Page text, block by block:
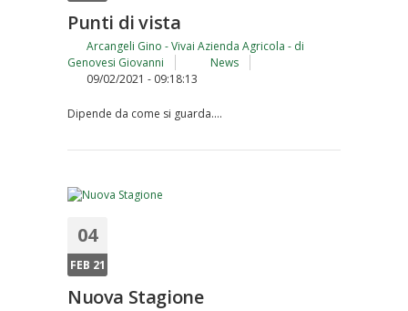
Punti di vista
Arcangeli Gino - Vivai Azienda Agricola - di
Genovesi Giovanni
News
09/02/2021 - 09:18:13
Dipende da come si guarda....
04
FEB 21
Nuova Stagione